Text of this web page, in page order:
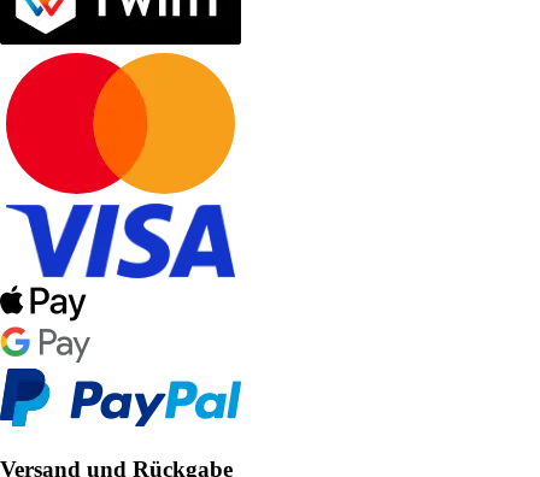
Versand und Rückgabe